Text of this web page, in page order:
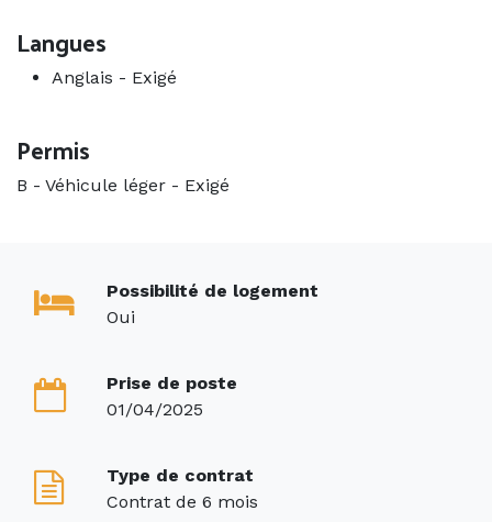
Langues
Anglais - Exigé
Permis
B - Véhicule léger - Exigé
Possibilité de logement
Oui
Prise de poste
01/04/2025
Type de contrat
Contrat de 6 mois